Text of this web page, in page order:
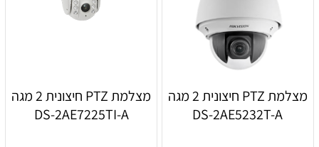
מצלמת PTZ חיצונית 2 מגה
DS-2AE5232T-A
מצלמת PTZ חיצונית 2 מגה
DS-2AE7225TI-A